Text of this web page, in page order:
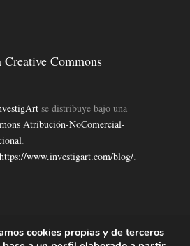
Commons
se distribuye bajo una
Atribución-NoComercial-
.
https://www.investigart.com/blog/.
|Aviso Legal|Política de Cookies|
cookies propias y de terceros